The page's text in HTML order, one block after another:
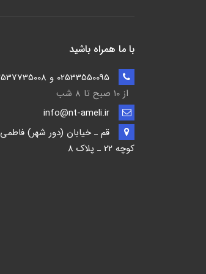
با ما همراه باشید
از ۱۰ صبح تا ۸ شب
قم ـ خيابان (دور شهر) فاطمي
كوچه 22 ـ پلاک 8